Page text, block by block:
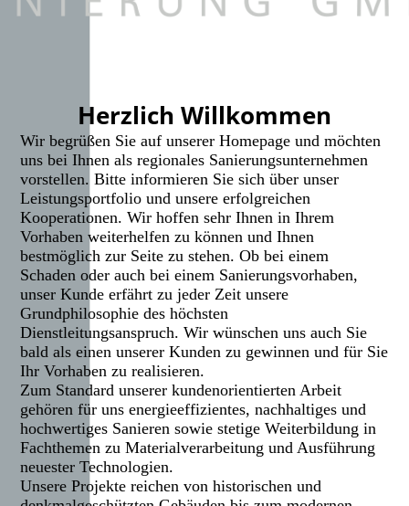
Herzlich Willkommen
Wir begrüßen Sie auf unserer Homepage und möchten
uns bei Ihnen als regionales Sanierungsunternehmen
vorstellen. Bitte informieren Sie sich über unser
Leistungsportfolio und unsere erfolgreichen
Kooperationen. Wir hoffen sehr Ihnen in Ihrem
Vorhaben weiterhelfen zu können und Ihnen
bestmöglich zur Seite zu stehen. Ob bei einem
Schaden oder auch bei einem Sanierungsvorhaben,
unser Kunde erfährt zu jeder Zeit unsere
Grundphilosophie des höchsten
Dienstleitungsanspruch. Wir wünschen uns auch Sie
bald als einen unserer Kunden zu gewinnen und für Sie
Ihr Vorhaben zu realisieren.
Zum Standard unserer kundenorientierten Arbeit
gehören für uns energieeffizientes, nach­hal­tiges und
hochwertiges Sanieren sowie stetige Weiterbildung in
Fachthemen zu Materialverarbeitung und Ausführung
neuester Technologien.
Unsere Projekte reichen von historischen und